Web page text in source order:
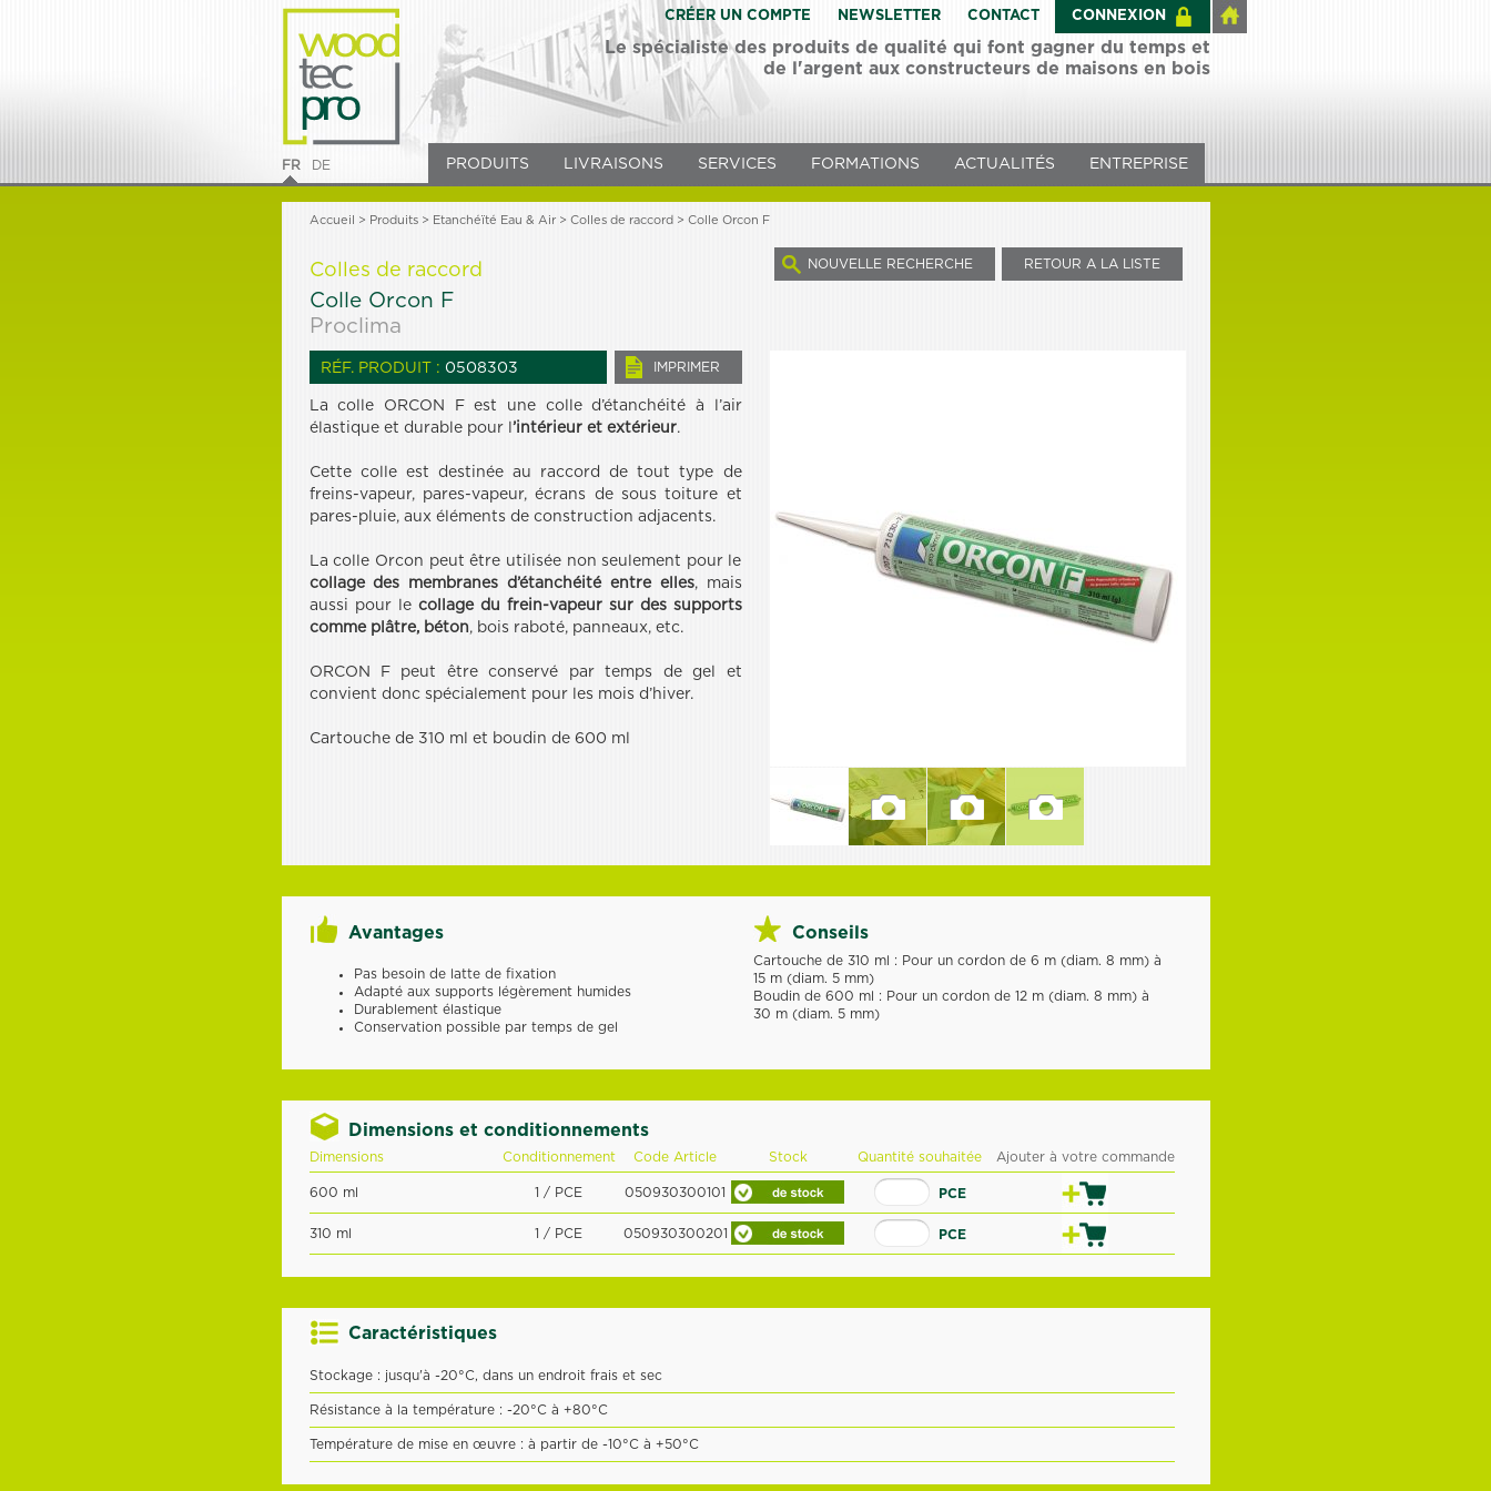
FR DE
CRÉER UN COMPTE NEWSLETTER CONTACT CONNEXION
Le spécialiste des produits de qualité qui font gagner du temps et
de l'argent aux constructeurs de maisons en bois
PRODUITS LIVRAISONS SERVICES FORMATIONS ACTUALITÉS ENTREPRISE
Accueil > Produits> Etanchéïté Eau & Air > Colles de raccord > Colle Orcon F
Colles de raccord RETOUR A LA LISTE
NOUVELLE RECHERCHE
Colle Orcon F
Proclima
RÉF. PRODUIT : 0508303 IMPRIMER
La colle ORCON F est une colle d’étanchéité à l’air
élastique et durable pour l ’intérieur et extérieur.
Cette colle est destinée au raccord de tout type de
freins-vapeur, pares-vapeur, écrans de sous toiture et
pares-pluie, aux éléments de construction adjacents.
La colle Orcon peut être utilisée non seulement pour le
collage des membranes d’étanchéité entre elles, mais
aussi pour le collage du frein-vapeur sur des supports
comme plâtre, béton, bois raboté, panneaux, etc.
ORCON F peut être conservé par temps de gel et
convient donc spécialement pour les mois d’hiver.
Cartouche de 310 ml et boudin de 600 ml
Avantages
Pas besoin de latte de fixation
Adapté aux supports légèrement humides
Durablement élastique
Conservation possible par temps de gel
Conseils
Cartouche de 310 ml : Pour un cordon de 6 m (diam. 8 mm) à
15 m (diam. 5 mm)
Boudin de 600 ml : Pour un cordon de 12 m (diam. 8 mm) à
30 m (diam. 5 mm)
Dimensions et conditionnements
Dimensions Conditionnement Code Article Stock Quantité souhaitée Ajouter à votre commande
600 ml 1 / PCE 050930300101 PCE
310 ml 1 / PCE 050930300201 PCE
Caractéristiques
Stockage : jusqu'à -20°C, dans un endroit frais et sec
Résistance à la température : -20°C à +80°C
Température de mise en œuvre : à partir de -10°C à +50°C